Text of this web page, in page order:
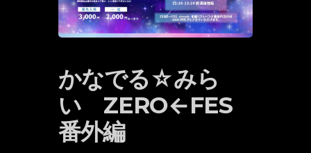
かなでる☆みら
い ZERO←FES
番外編